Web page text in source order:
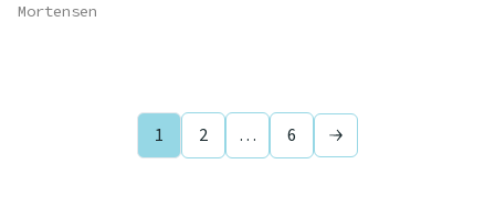
Mortensen
1 2 … 6 Next page